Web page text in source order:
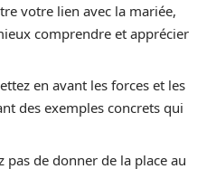
votre lien avec la mariée,
comprendre et apprécier
en avant les forces et les
des exemples concrets qui
pas de donner de la place au